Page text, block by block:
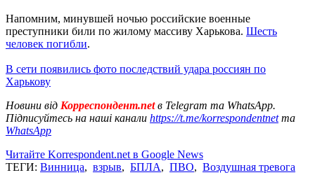
Напомним, минувшей ночью российские военные
преступники били по жилому массиву Харькова. Шесть
человек погибли.
В сети появились фото последствий удара россиян по
Харькову
Новини від Корреспондент.netв Telegram та WhatsApp.
Підписуйтесь на наші канали https://t.me/korrespondentnetта
WhatsApp
Читайте Korrespondent.net в Google News
ТЕГИ: Винница, взрыв, БПЛА, ПВО, Воздушная тревога